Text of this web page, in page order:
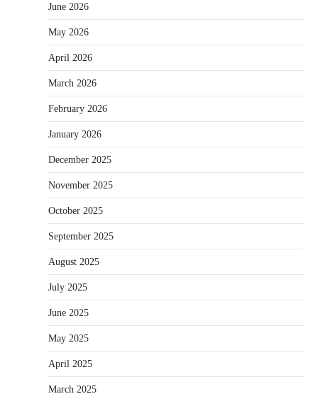
June 2026
May 2026
April 2026
March 2026
February 2026
January 2026
December 2025
November 2025
October 2025
September 2025
August 2025
July 2025
June 2025
May 2025
April 2025
March 2025